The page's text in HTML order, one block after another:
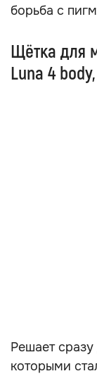
борьба с
Щётка для
Luna 4
Решает
которыми